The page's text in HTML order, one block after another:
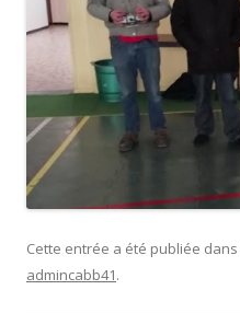
Cette entrée a été publiée dans
admincabb41.